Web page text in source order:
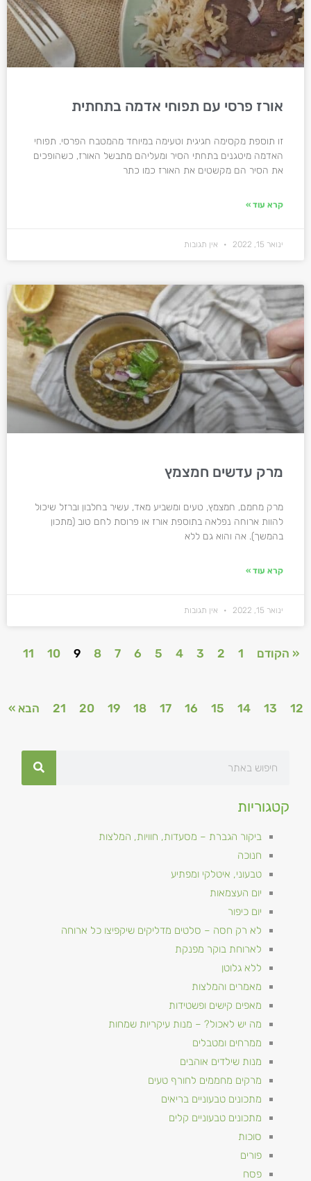
קטגוריות
ביקור הגברת – מסעדות, חוויות, המלצות
חנוכה
טבעוני, איטלקי ומפתיע
יום העצמאות
יום כיפור
לא רק חסה – סלטים מדליקים שיקפיצו כל ארוחה
לארוחת בוקר מפנקת
ללא גלוטן
מאמרים והמלצות
מאפים קישים ופשטידות
מה יש לאכול? – מנות עיקריות שמחות
ממרחים ומטבלים
מנות שילדים אוהבים
מרקים מחממים לחורף טעים
מתכונים טבעוניים​ בריאים
מתכונים טבעוניים קלים
סוכות
פורים
פסח
אורז פרסי עם תפוחי אדמה בתחתית
זו תוספת מקסימה חגיגית וטעימה במיוחד מהמטבח הפרסי. תפוחי
האדמה מיטגנים בתחתי הסיר ומעליהם מתבשל האורז, כשהופכים
את הסיר הם מקשטים את האורז כמו כתר
קרא עוד »
ינואר 15, 2022 אין תגובות
מרק עדשים חמצמץ
מרק מחמם, חמצמץ, טעים ומשביע מאד, עשיר בחלבון וברזל שיכול
להוות ארוחה נפלאה בתוספת אורז או פרוסת לחם טוב (מתכון
בהמשך). אה והוא גם ללא
קרא עוד »
ינואר 15, 2022 אין תגובות
« הקודם 1
2
3
4
5
6
7
8
9
10
11
12
13
14
15
16
17
18
19
20
21 הבא »